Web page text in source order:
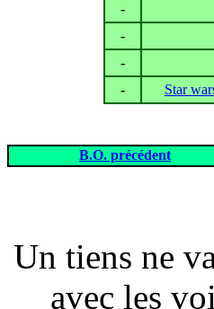
-
-
-
-
Star
B.O. précédent
Un tiens ne
avec les